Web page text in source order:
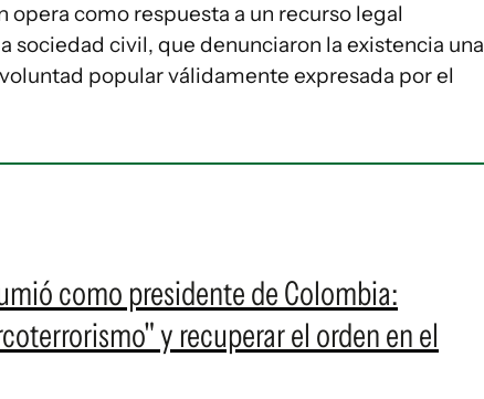
opera como respuesta a un recurso legal
sociedad civil, que denunciaron la existencia una
popular válidamente expresada por el
como presidente de Colombia:
y recuperar el orden en el